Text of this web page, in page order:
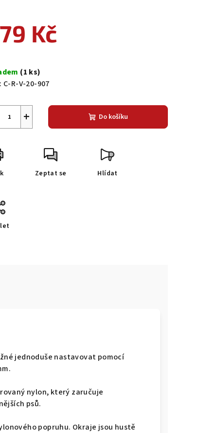
Kč
(1 ks)
C-R-V-20-907
+ Do košíku
Zeptat se Hlídat
jednoduše nastavovat pomocí
nylon, který zaručuje
psů.
popruhu. Okraje jsou hustě